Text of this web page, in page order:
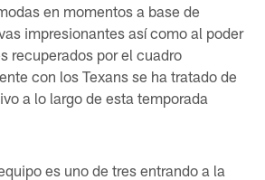
en momentos a base de
impresionantes así como al poder
recuperados por el cuadro
con los Texans se ha tratado de
a lo largo de esta temporada
es uno de tres entrando a la